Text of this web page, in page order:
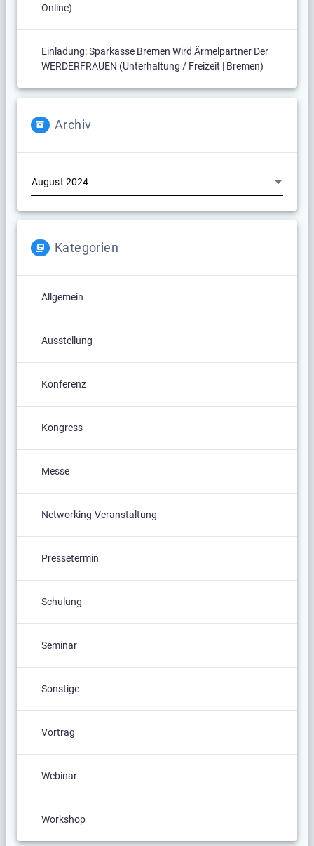
Online)
Einladung: Sparkasse Bremen Wird Ärmelpartner Der
WERDERFRAUEN (Unterhaltung / Freizeit | Bremen)
Archiv
Kategorien
Allgemein
Ausstellung
Konferenz
Kongress
Messe
Networking-Veranstaltung
Pressetermin
Schulung
Seminar
Sonstige
Vortrag
Webinar
Workshop